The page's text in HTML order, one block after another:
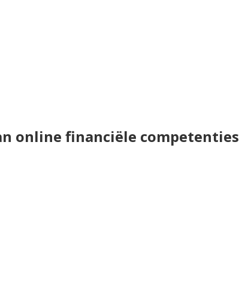
online financiële competenties